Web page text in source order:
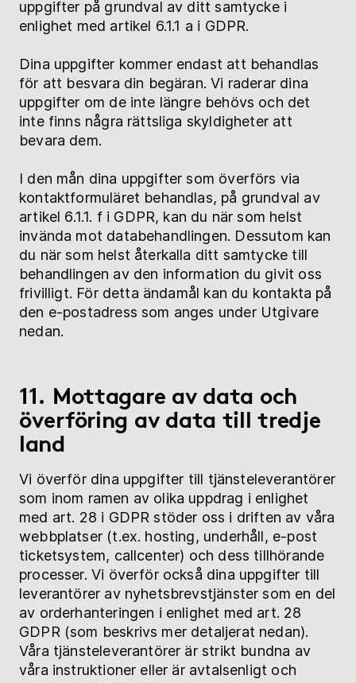
uppgifter på grundval av ditt samtycke i
enlighet med artikel 6.1.1 a i GDPR.
Dina uppgifter kommer endast att behandlas
för att besvara din begäran. Vi raderar dina
uppgifter om de inte längre behövs och det
inte finns några rättsliga skyldigheter att
bevara dem.
I den mån dina uppgifter som överförs via
kontaktformuläret behandlas, på grundval av
artikel 6.1.1. f i GDPR, kan du när som helst
invända mot databehandlingen. Dessutom kan
du när som helst återkalla ditt samtycke till
behandlingen av den information du givit oss
frivilligt. För detta ändamål kan du kontakta på
den e-postadress som anges under Utgivare
nedan.
11. Mottagare av data och
överföring av data till tredje
land
Vi överför dina uppgifter till tjänsteleverantörer
som inom ramen av olika uppdrag i enlighet
med art. 28 i GDPR stöder oss i driften av våra
webbplatser (t.ex. hosting, underhåll, e-post
ticketsystem, callcenter) och dess tillhörande
processer. Vi överför också dina uppgifter till
leverantörer av nyhetsbrevstjänster som en del
av orderhanteringen i enlighet med art. 28
GDPR (som beskrivs mer detaljerat nedan).
Våra tjänsteleverantörer är strikt bundna av
våra instruktioner eller är avtalsenligt och